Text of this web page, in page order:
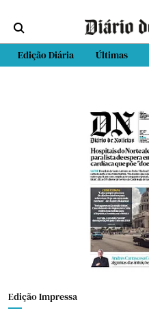
Edição Diária Últimas
Edição Impressa